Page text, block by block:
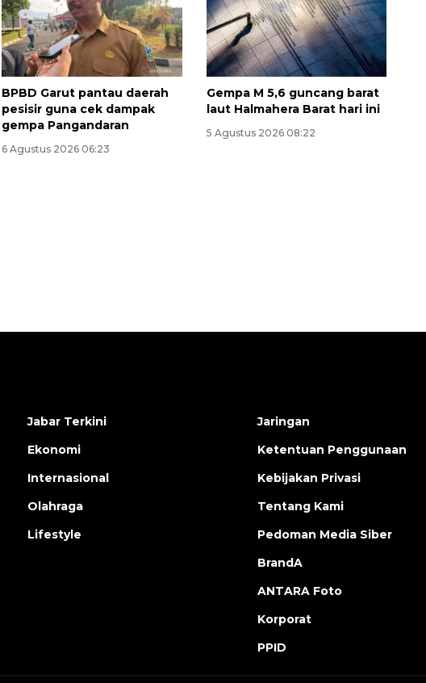
BPBD Garut pantau daerah
pesisir guna cek dampak
gempa Pangandaran
6 Agustus 2026 06:23
Gempa M 5,6 guncang barat
laut Halmahera Barat hari ini
5 Agustus 2026 08:22
Jabar Terkini
Ekonomi
Internasional
Olahraga
Lifestyle
Jaringan
Ketentuan Penggunaan
Kebijakan Privasi
Tentang Kami
Pedoman Media Siber
BrandA
ANTARA Foto
Korporat
PPID